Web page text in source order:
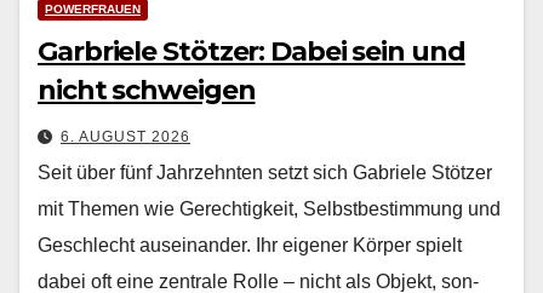
POWERFRAUEN
Garbriele Stötzer: Dabei sein und
nicht schweigen
6. AUGUST 2026
Seit über fünf Jahrzehn­ten set­zt sich Gabriele Stötzer
mit The­men wie Gerechtigkeit, Selb­st­bes­tim­mung und
Geschlecht auseinan­der. Ihr eigen­er Kör­p­er spielt
dabei oft eine zen­trale Rolle – nicht als Objekt, son­